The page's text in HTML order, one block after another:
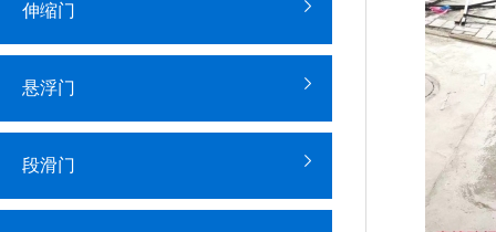
伸缩门
悬浮门
段滑门